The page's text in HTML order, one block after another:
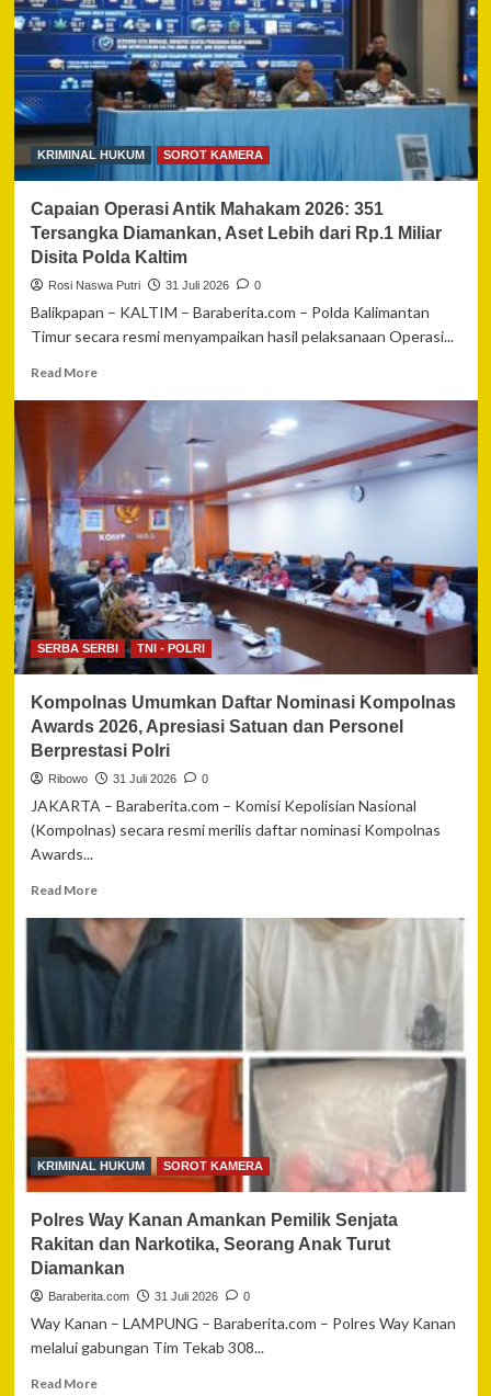
KRIMINAL HUKUM SOROT KAMERA
Capaian Operasi Antik Mahakam 2026: 351
Tersangka Diamankan, Aset Lebih dari Rp.1 Miliar
Disita Polda Kaltim
Rosi Naswa Putri 31 Juli 2026 0
Balikpapan – KALTIM – Baraberita.com – Polda Kalimantan
Timur secara resmi menyampaikan hasil pelaksanaan Operasi...
Read MoreRead
about
Capaian
Operasi
Antik
Mahakam
2026:
351
Tersangka
Diamankan,
Aset
Lebih
dari
Rp.1
Disita
Polda
Kaltim
SERBA SERBI TNI - POLRI
Kompolnas Umumkan Daftar Nominasi Kompolnas
Awards 2026, Apresiasi Satuan dan Personel
Berprestasi Polri
Ribowo 31 Juli 2026 0
JAKARTA – Baraberita.com – Komisi Kepolisian Nasional
(Kompolnas) secara resmi merilis daftar nominasi Kompolnas
Awards...
Read MoreRead
about
Kompolnas
Umumkan
Awards
Apresiasi
Satuan
Personel
Berprestasi
KRIMINAL HUKUM SOROT KAMERA
Polres Way Kanan Amankan Pemilik Senjata
Rakitan dan Narkotika, Seorang Anak Turut
Diamankan
Baraberita.com 31 Juli 2026 0
Way Kanan – LAMPUNG – Baraberita.com – Polres Way Kanan
melalui gabungan Tim Tekab 308...
Read MoreRead